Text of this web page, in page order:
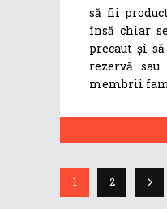
să fii
însă chiar
precaut și
rezervă
membrii
1 2